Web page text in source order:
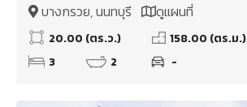
บางกรวย, นนทบุรี
ดูแผนที่
20.00 (ตร.ว.)
158.00 (ตร.ม.)
3
2 -